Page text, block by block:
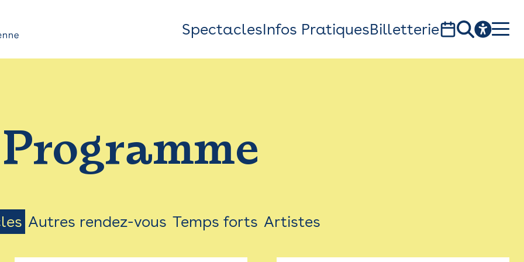
Top
Bar
Menu
SpectaclesInfos PratiquesBilletterie
1, av. du Chateau d'eau - 31300 Toulouse
Programme
Autres rendez-vous Temps forts Artistes